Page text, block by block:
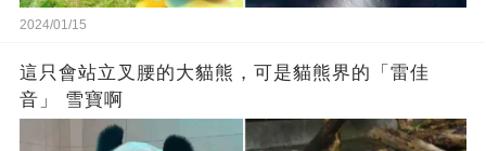
2024/01/15
這只會站立叉腰的大貓熊，可是貓熊界的「雷佳
音」 雪寶啊